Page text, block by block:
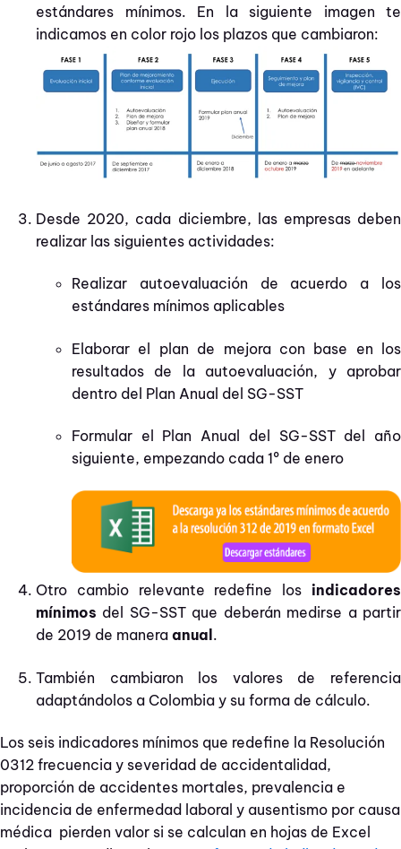
estándares mínimos. En la siguiente imagen te
indicamos en color rojo los plazos que cambiaron:
Desde 2020, cada diciembre, las empresas deben
realizar las siguientes actividades:
Realizar autoevaluación de acuerdo a los
estándares mínimos aplicables
Elaborar el plan de mejora con base en los
resultados de la autoevaluación, y aprobar
dentro del Plan Anual del SG-SST
Formular el Plan Anual del SG-SST del año
siguiente, empezando cada 1º de enero
Otro cambio relevante redefine los indicadores
mínimos del SG-SST que deberán medirse a partir
de 2019 de manera anual .
También cambiaron los valores de referencia
adaptándolos a Colombia y su forma de cálculo.
Los seis indicadores mínimos que redefine la Resolución
0312 frecuencia y severidad de accidentalidad,
proporción de accidentes mortales, prevalencia e
incidencia de enfermedad laboral y ausentismo por causa
médica pierden valor si se calculan en hojas de Excel